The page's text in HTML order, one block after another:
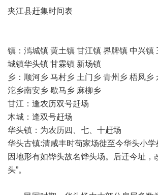
夹江县赶集时间表
镇：漹城镇 黄土镇 甘江镇 界牌镇 中兴镇
城镇华头镇 甘霖镇 新场镇
乡：顺河乡 马村乡 土门乡 青州乡 梧凤乡
沱乡南安乡 歇马乡 麻柳乡
甘江：逢农历双号赶场
木城：逢双号赶场
华头镇：为农历四、七、十赶场
华头古镇:清咸丰时苟家场徙至今华头小学
因地形有如铧头故名铧头场。后迁今址，
头”。